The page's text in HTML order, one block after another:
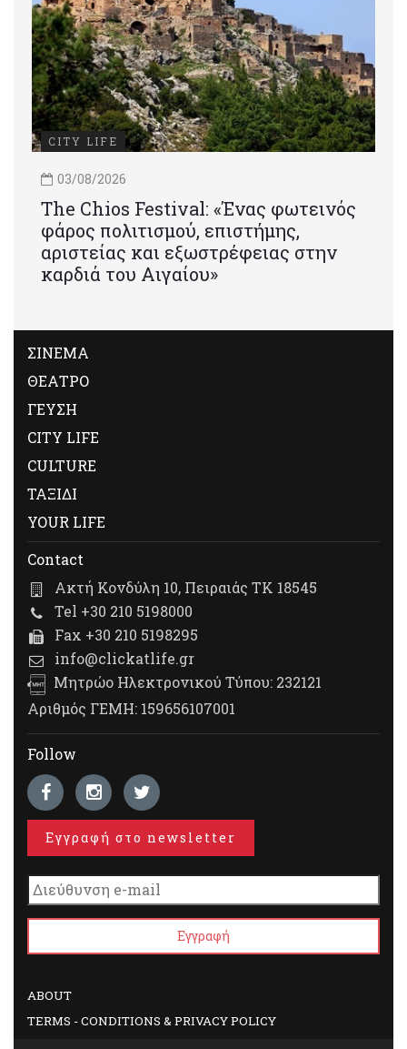
CITY LIFE
03/08/2026
Τhe Chios Festival: «Ένας φωτεινός
φάρος πολιτισμού, επιστήμης,
αριστείας και εξωστρέφειας στην
καρδιά του Αιγαίου»
ΣΙΝΕΜΑ
ΘΕΑΤΡΟ
ΓΕΥΣΗ
CITY LIFE
CULTURE
ΤΑΞΙΔΙ
YOUR LIFE
Contact
Ακτή Κονδύλη 10, Πειραιάς ΤΚ 18545
Tel +30 210 5198000
Fax +30 210 5198295
info@clickatlife.gr
Μητρώο Ηλεκτρονικού Τύπου: 232121
Αριθμός ΓΕΜΗ: 159656107001
Follow
Εγγραφή στο newsletter
ABOUT
TERMS - CONDITIONS & PRIVACY POLICY